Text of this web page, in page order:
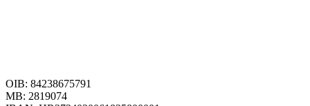
OIB: 84238675791
MB: 2819074